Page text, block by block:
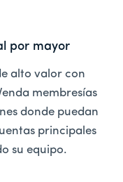
por mayor
alto valor con
membresías
donde puedan
principales
su equipo.